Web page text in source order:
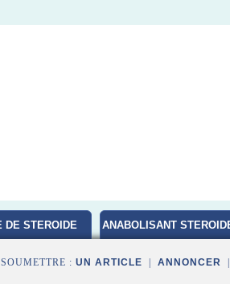
DE STEROIDE ANABOLISANT
: UN ARTICLE ANNONCER